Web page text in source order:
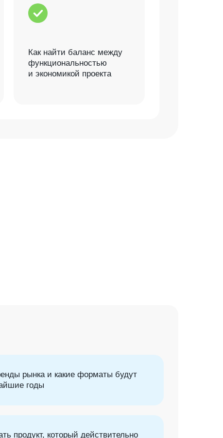
Как найти баланс между
функциональностью
и экономикой проекта
продукт, который действительно
рынка и какие форматы будут
годы